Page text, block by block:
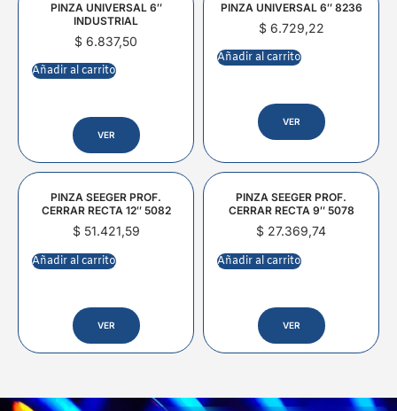
PINZA UNIVERSAL 6″
INDUSTRIAL
$ 6.837,50
Añadir al carrito
VER
PINZA UNIVERSAL 6″ 8236
$6.729,22
Añadir al carrito
VER
PINZA SEEGER PROF.
CERRAR RECTA 12″ 5082
$51.421,59
Añadir al carrito
VER
PINZA SEEGER PROF.
CERRAR RECTA 9″ 5078
$ 27.369,74
Añadir al carrito
VER